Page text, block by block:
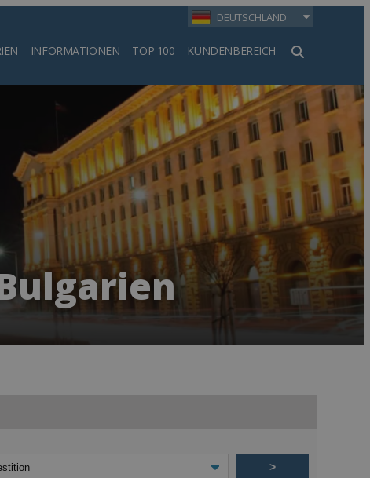
DEUTSCHLAND
INFORMATIONEN TOP 100 KUNDENBEREICH
>